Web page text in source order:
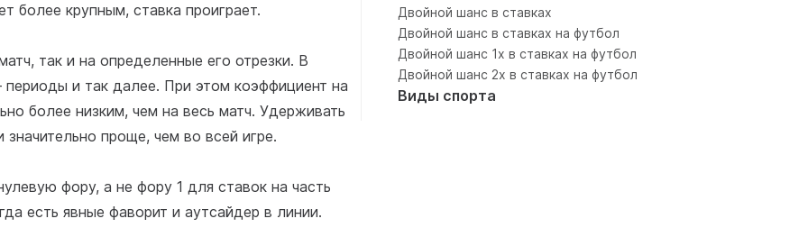
более крупным, ставка проиграет.
так и на определенные его отрезки. В
и так далее. При этом коэффициент на
более низким, чем на весь матч. Удерживать
проще, чем во всей игре.
фору, а не фору 1 для ставок на часть
есть явные фаворит и аутсайдер в линии.
Двойной шанс в ставках
Двойной шанс в ставках на футбол
Двойной шанс 1x в ставках на футбол
Двойной шанс 2x в ставках на футбол
Виды спорта